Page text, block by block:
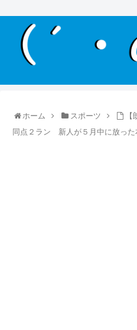
ホーム スポーツ
同点２ラン 新人が５月中に放った